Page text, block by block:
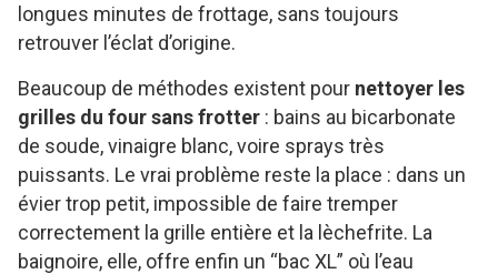
longues minutes de frottage, sans toujours
retrouver l’éclat d’origine.
Beaucoup de méthodes existent pour nettoyer les
grilles du four sans frotter : bains au bicarbonate
de soude, vinaigre blanc, voire sprays très
puissants. Le vrai problème reste la place : dans un
évier trop petit, impossible de faire tremper
correctement la grille entière et la lèchefrite. La
baignoire, elle, offre enfin un “bac XL” où l’eau